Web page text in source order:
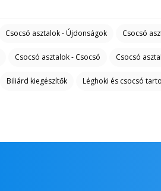
Csocsó asztalok - Újdonságok Csocsó
Csocsó asztalok - Csocsó Csocsó
Biliárd kiegészítők Léghoki és csocsó